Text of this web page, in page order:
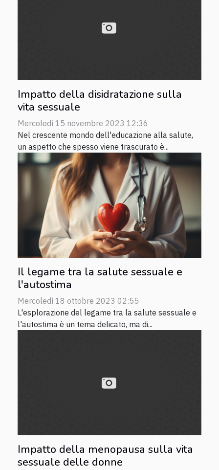
Impatto della disidratazione sulla
vita sessuale
Mercoledì 15 novembre 2023 12:36
Nel crescente mondo dell'educazione alla salute,
un aspetto che spesso viene trascurato è...
Il legame tra la salute sessuale e
l'autostima
Mercoledì 18 ottobre 2023 02:55
L'esplorazione del legame tra la salute sessuale e
l'autostima è un tema delicato, ma di...
Impatto della menopausa sulla vita
sessuale delle donne